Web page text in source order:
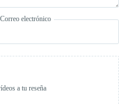
Correo electrónico
a tu reseña